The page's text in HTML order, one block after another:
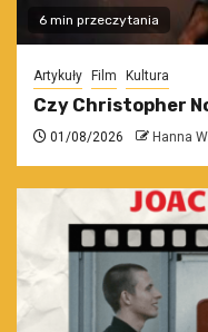
6 min przeczytania
Artykuły Film Kultura
Czy Christopher
01/08/2026 Hanna